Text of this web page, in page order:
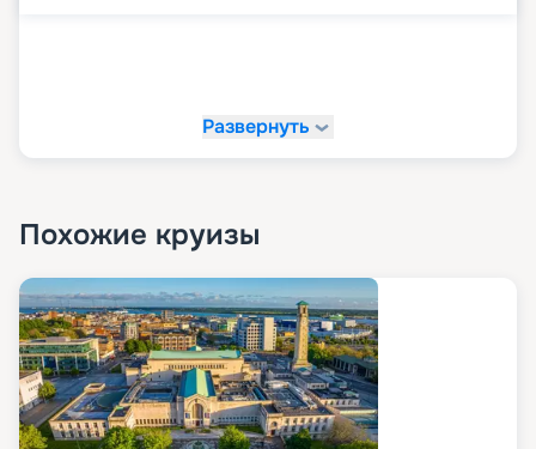
Четыре эксклюзивных флагманских бутика от
Развернуть
Похожие круизы